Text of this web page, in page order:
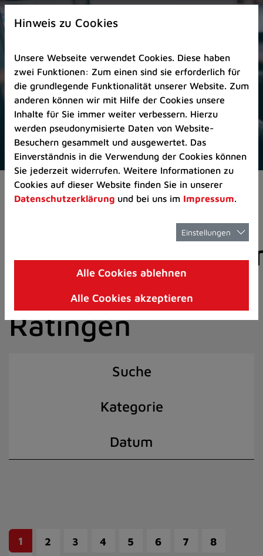
Zur
Startseite
Zum
Seitenanfang
springen
(Schnelltaste
A)
Zur
Navigation/Menü
springen
(Schnelltaste
M)
Zur
8)
I)
Aktuelles Pressemitteilungen
der Stadt
Ratingen
Suche
Kategorie
Datum
1 2 3 4 5 6 7
8
Hinweis zu Cookies
Unsere Webseite verwendet Cookies. Diese haben
zwei Funktionen: Zum einen sind sie erforderlich für
die grundlegende Funktionalität unserer Website. Zum
anderen können wir mit Hilfe der Cookies unsere
Inhalte für Sie immer weiter verbessern. Hierzu
werden pseudonymisierte Daten von Website-
Besuchern gesammelt und ausgewertet. Das
Einverständnis in die Verwendung der Cookies können
Sie jederzeit widerrufen. Weitere Informationen zu
Cookies auf dieser Website finden Sie in unserer
Datenschutzerklärung und bei uns im Impressum.
Einstellungen
Alle Cookies ablehnen
Alle Cookies akzeptieren